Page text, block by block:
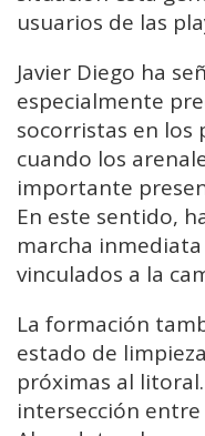
usuarios de las
Javier Diego ha
especialmente
socorristas en los
cuando los
importante
En este sentido,
marcha
vinculados a la
La formación
estado de
próximas al
intersección